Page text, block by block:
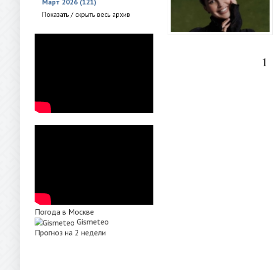
Март 2026 (121)
Показать / скрыть весь архив
Погода в Москве
Gismeteo
Прогноз на 2 недели
1